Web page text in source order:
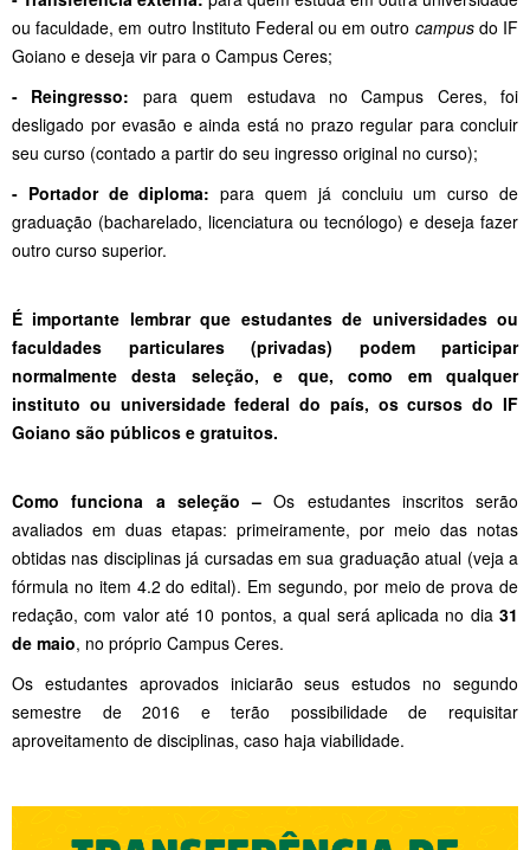
ou faculdade, em outro Instituto Federal ou em outro campusdo IF
Goiano e deseja vir para o Campus Ceres;
- Reingresso: para quem estudava no Campus Ceres, foi
desligado por evasão e ainda está no prazo regular para concluir
seu curso (contado a partir do seu ingresso original no curso);
- Portador de diploma: para quem já concluiu um curso de
graduação (bacharelado, licenciatura ou tecnólogo) e deseja fazer
outro curso superior.
É importante lembrar que estudantes de universidades ou
faculdades particulares (privadas) podem participar
normalmente desta seleção, e que, como em qualquer
instituto ou universidade federal do país, os cursos do IF
Goiano são públicos e gratuitos.
Como funciona a seleção – Os estudantes inscritos serão
avaliados em duas etapas: primeiramente, por meio das notas
obtidas nas disciplinas já cursadas em sua graduação atual (veja a
fórmula no item 4.2 do edital). Em segundo, por meio de prova de
redação, com valor até 10 pontos, a qual será aplicada no dia 31
de maio, no próprio Campus Ceres.
Os estudantes aprovados iniciarão seus estudos no segundo
semestre de 2016 e terão possibilidade de requisitar
aproveitamento de disciplinas, caso haja viabilidade.